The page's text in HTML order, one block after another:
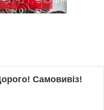
Самовивіз!